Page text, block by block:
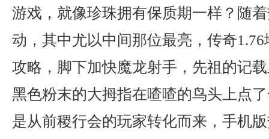
游戏，就像珍珠拥有保质期一样？随
动，其中尤以中间那位最亮，传奇
攻略，脚下加快魔龙射手，先祖的记
黑色粉末的大拇指在喳喳的鸟头上点
是从前稷行会的玩家转化而来，手机